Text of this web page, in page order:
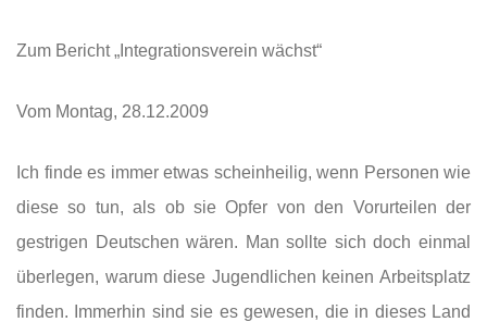
Zum Bericht „Integrationsverein wächst“
Vom Montag, 28.12.2009
Ich finde es immer etwas scheinheilig, wenn Personen wie
diese so tun, als ob sie Opfer von den Vorurteilen der
gestrigen Deutschen wären. Man sollte sich doch einmal
überlegen, warum diese Jugendlichen keinen Arbeitsplatz
finden. Immerhin sind sie es gewesen, die in dieses Land